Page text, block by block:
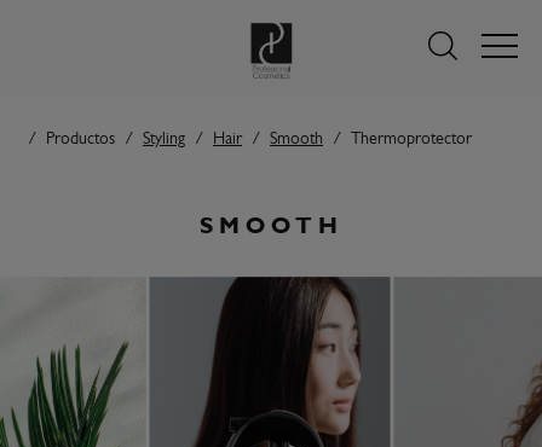
Productos Styling Hair Smooth Thermoprotector
SMOOTH